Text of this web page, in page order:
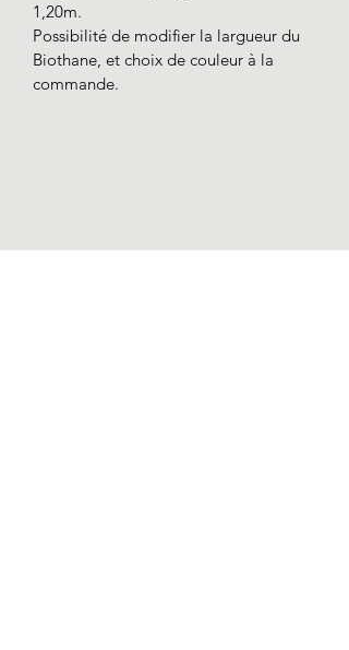
1,20m.
Possibilité de modifier la largueur du
Biothane, et choix de couleur à la
commande.